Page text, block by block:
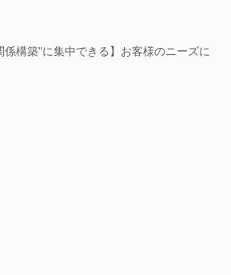
構築"に集中できる】お客様のニーズに